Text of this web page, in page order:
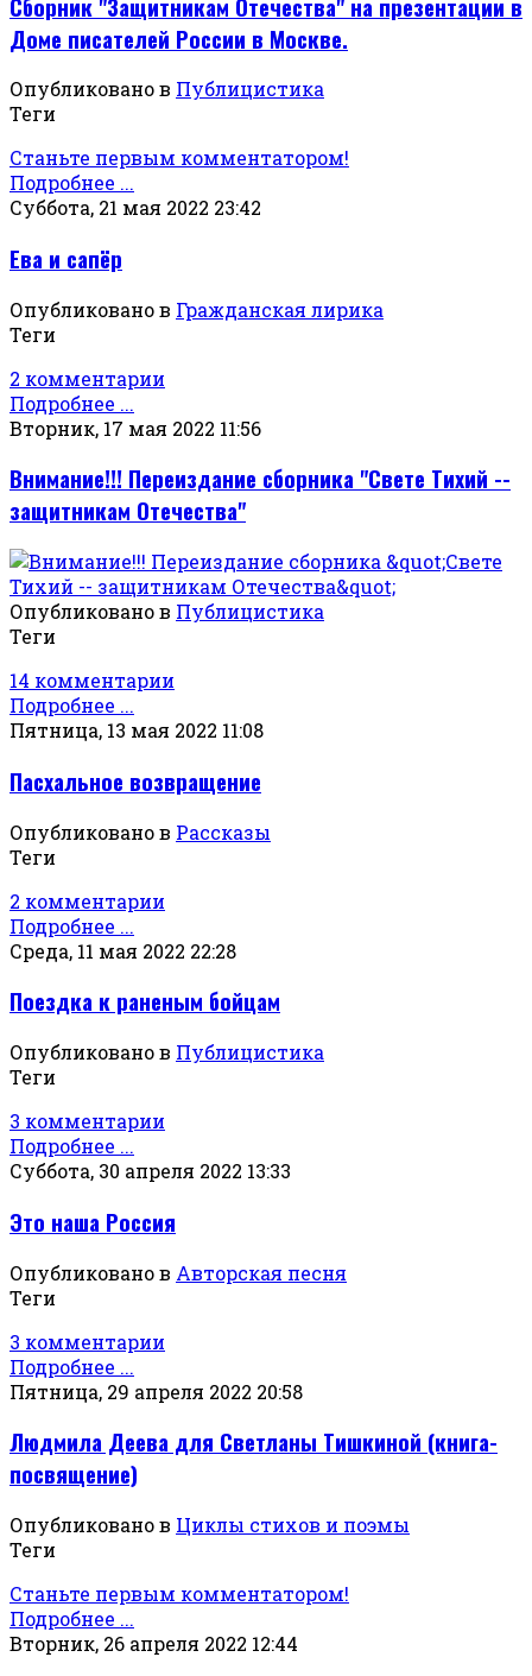
Доме писателей России в Москве.
Опубликовано в Публицистика
Теги
Станьте первым комментатором!
Подробнее ...
Суббота, 21 мая 2022 23:42
Ева и сапёр
Опубликовано в Гражданская лирика
Теги
2 комментарии
Подробнее ...
Вторник, 17 мая 2022 11:56
Внимание!!! Переиздание сборника "Свете Тихий --
защитникам Отечества"
Опубликовано в Публицистика
Теги
14 комментарии
Подробнее ...
Пятница, 13 мая 2022 11:08
Пасхальное возвращение
Опубликовано в Рассказы
Теги
2 комментарии
Подробнее ...
Среда, 11 мая 2022 22:28
Поездка к раненым бойцам
Опубликовано в Публицистика
Теги
3 комментарии
Подробнее ...
Суббота, 30 апреля 2022 13:33
Это наша Россия
Опубликовано в Авторская песня
Теги
3 комментарии
Подробнее ...
Пятница, 29 апреля 2022 20:58
Людмила Деева для Светланы Тишкиной (книга-
посвящение)
Опубликовано в Циклы стихов и поэмы
Теги
Станьте первым комментатором!
Подробнее ...
Вторник, 26 апреля 2022 12:44